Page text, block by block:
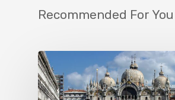
Recommended For You